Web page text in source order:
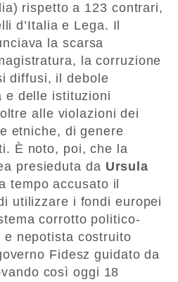
rispetto a 123 contrari,
d’Italia e Lega. Il
la scarsa
la corruzione
diffusi, il debole
e delle istituzioni
alle violazioni dei
etniche, di genere
È noto, poi, che la
presieduta da Ursula
tempo accusato il
utilizzare i fondi europei
corrotto politico-
nepotista costruito
Fidesz guidato da
così oggi 18